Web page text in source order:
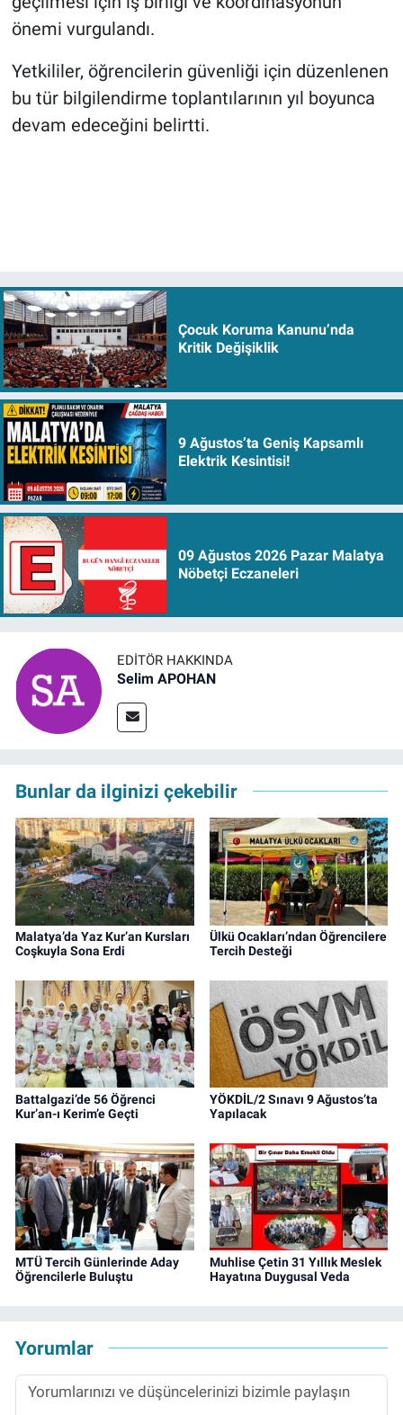
önemi vurgulandı.
Yetkililer, öğrencilerin güvenliği için düzenlenen
bu tür bilgilendirme toplantılarının yıl boyunca
devam edeceğini belirtti.
Çocuk Koruma Kanunu’nda
Kritik Değişiklik
9 Ağustos’ta Geniş Kapsamlı
Elektrik Kesintisi!
09 Ağustos 2026 Pazar Malatya
Nöbetçi Eczaneleri
EDITÖR HAKKINDA
Selim APOHAN
Bunlar da ilginizi çekebilir
Malatya’da Yaz Kur’an Kursları
Coşkuyla Sona Erdi
Ülkü Ocakları’ndan Öğrencilere
Tercih Desteği
Battalgazi’de 56 Öğrenci
Kur’an-ı Kerim’e Geçti
YÖKDİL/2 Sınavı 9 Ağustos’ta
Yapılacak
MTÜ Tercih Günlerinde Aday
Öğrencilerle Buluştu
Muhlise Çetin 31 Yıllık Meslek
Hayatına Duygusal Veda
Yorumlar